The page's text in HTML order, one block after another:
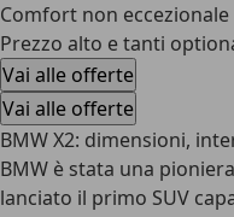
Comfort non eccezionale
Prezzo alto e tanti
Vai alle offerte
Vai alle offerte
BMW X2: dimensioni,
BMW è stata una
lanciato il primo SUV